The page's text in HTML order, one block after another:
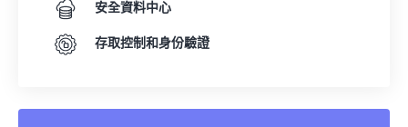
安全資料中心
存取控制和身份驗證